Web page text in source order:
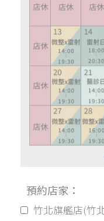
預約店家：
竹北旗艦店(竹